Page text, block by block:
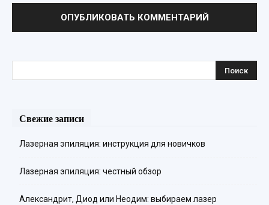
Свежие записи
Лазерная эпиляция: инструкция для новичков
Лазерная эпиляция: честный обзор
Александрит, Диод или Неодим: выбираем лазер